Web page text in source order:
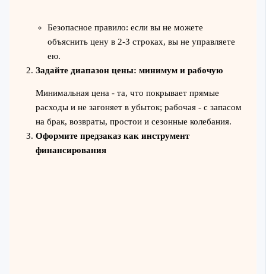
Безопасное правило: если вы не можете
объяснить цену в 2-3 строках, вы не управляете
ею.
Задайте диапазон цены: минимум и рабочую
Минимальная цена - та, что покрывает прямые
расходы и не загоняет в убыток; рабочая - с запасом
на брак, возвраты, простои и сезонные колебания.
Оформите предзаказ как инструмент
финансирования